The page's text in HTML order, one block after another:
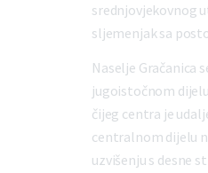
srednjovjekovnog
sljemenjak sa
Naselje Gračanica
jugoistočnom
čijeg centra je
centralnom dijelu
uzvišenju s desne